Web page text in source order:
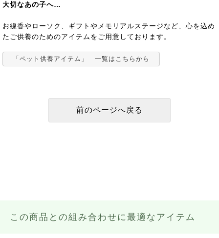
大切なあの子へ…
お線香やローソク、ギフトやメモリアルステージなど、心を込め
たご供養のためのアイテムをご用意しております。
「ペット供養アイテム」 一覧はこちらから
この商品との組み合わせに最適なアイテム